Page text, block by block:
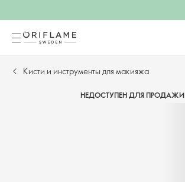
Кисти и инструменты для макияжа
НЕДОСТУПЕН ДЛЯ ПРОДАЖИ